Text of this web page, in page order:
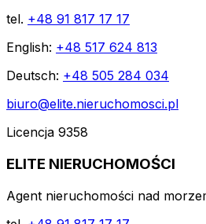
tel. +48 91 817 17 17
English: +48 517 624 813
Deutsch: +48 505 284 034
biuro@elite.nieruchomosci.pl
Licencja 9358
ELITE NIERUCHOMOŚCI
Agent nieruchomości nad